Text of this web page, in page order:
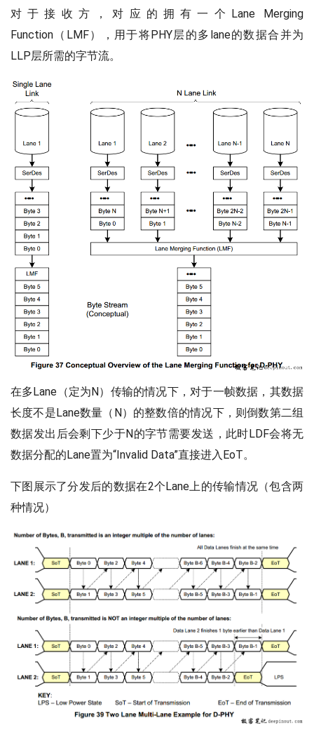
对于接收方，对应的拥有一个Lane Merging
Function（LMF），用于将PHY层的多lane的数据合并为
LLP层所需的字节流。
在多Lane（定为N）传输的情况下，对于一帧数据，其数据
长度不是Lane数量（N）的整数倍的情况下，则倒数第二组
数据发出后会剩下少于N的字节需要发送，此时LDF会将无
数据分配的Lane置为“Invalid Data”直接进入EoT。
下图展示了分发后的数据在2个Lane上的传输情况（包含两
种情况）